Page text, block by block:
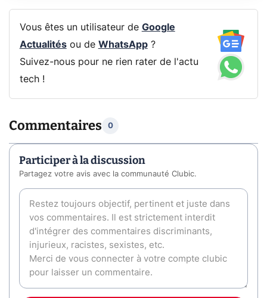
Vous êtes un utilisateur de Google
Actualitésou de WhatsApp?
Suivez-nous pour ne rien rater de l'actu
tech !
Commentaires 0
Participer à la discussion
Partagez votre avis avec la communauté Clubic.